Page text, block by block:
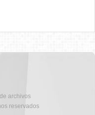
archivos
reservados